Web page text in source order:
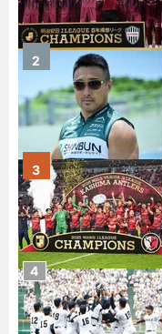
2
3
4